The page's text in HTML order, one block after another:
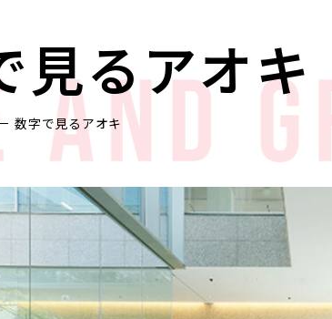
見るアオキ
数字で見るアオキ